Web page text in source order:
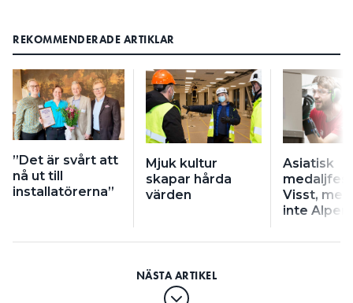
REKOMMENDERADE ARTIKLAR
”Det är svårt att
nå ut till
installatörerna”
Mjuk kultur
skapar hårda
värden
Asiatisk
Visst,
inte